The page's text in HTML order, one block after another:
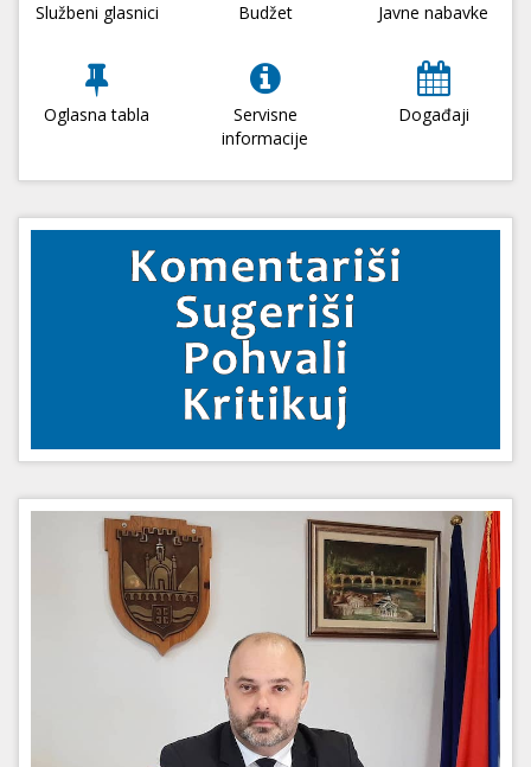
Službeni glasnici Budžet Javne nabavke
Oglasna tabla
Servisne
informacije
Događaji